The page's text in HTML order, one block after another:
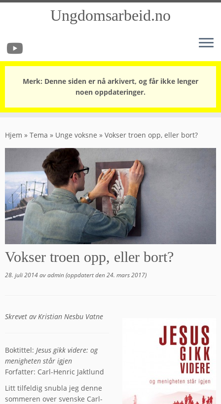
to
Ungdomsarbeid.no
Merk: Denne siden er nå arkivert, og får ikke lenger
noen oppdateringer.
Hjem » Tema » Unge voksne » Vokser troen opp, eller bort?
Vokser troen opp, eller bort?
28. juli 2014avadmin(oppdatert den24. mars 2017)
Skrevet av Kristian Nesbu Vatne
Boktittel: Jesus gikk videre: og
menigheten står igjen
Forfatter: Carl-Henric Jaktlund
Litt tilfeldig snubla jeg denne
sommeren over svenske Carl-